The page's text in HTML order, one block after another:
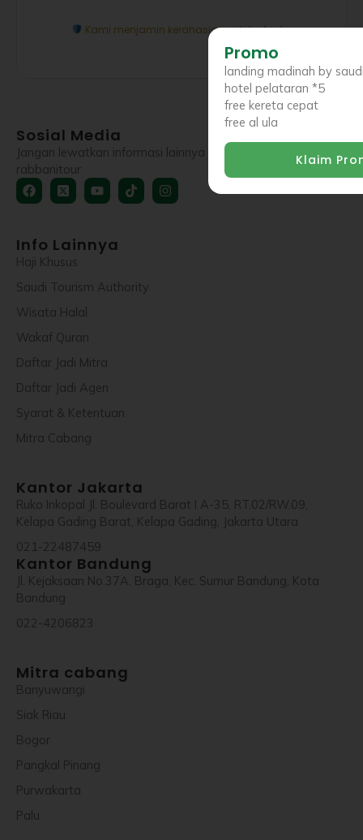
Kami menjamin kerahasiaan data Anda.
Sosial Media
Jangan lewatkan informasi lainnya di sosial media
rabbanitour
Facebook
X-
twitter-
square
YoutubeTiktokInstagram
Info Lainnya
Haji Khusus
Saudi Tourism Authority
Wisata Halal
Wakaf Quran
Daftar Jadi Mitra
Daftar Jadi Agen
Syarat & Ketentuan
Mitra Cabang
Kantor Jakarta
Ruko Inkopal Jl. Boulevard Barat I A-35, RT.02/RW.09,
Kelapa Gading Barat, Kelapa Gading, Jakarta Utara
021-22487459
Kantor Bandung
Jl. Kejaksaan No.37A, Braga, Kec. Sumur Bandung, Kota
Bandung
022-4206823
Mitra cabang
Banyuwangi
Siak Riau
Bogor
Pangkal Pinang
Purwakarta
Palu
Promo
landing madinah by
hotel pelataran *5
free kereta cepat
free al ula
Klaim